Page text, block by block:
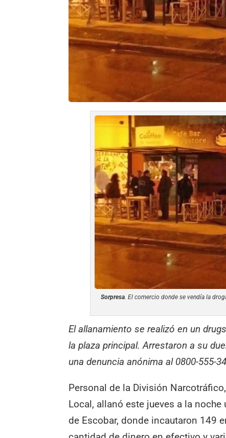
Sorpresa. El comercio donde se vendía la
El allanamiento se realizó en un
la plaza principal. Arrestaron a su
una denuncia anónima al 0800-555-
Personal de la División
Local, allanó este jueves a la
de Escobar, donde incautaron 149